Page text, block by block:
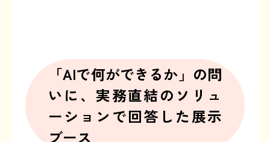
「AIで何ができるか」の問
いに、実務直結の ソリュ
ーションで回答した展示
ブース